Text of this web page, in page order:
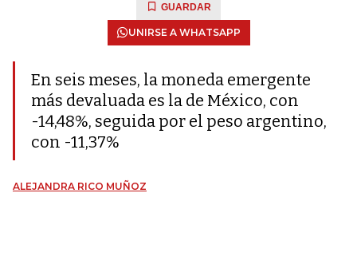
GUARDAR
UNIRSE A WHATSAPP
En seis meses, la moneda emergente
más devaluada es la de México, con
-14,48%, seguida por el peso argentino,
con -11,37%
ALEJANDRA RICO MUÑOZ